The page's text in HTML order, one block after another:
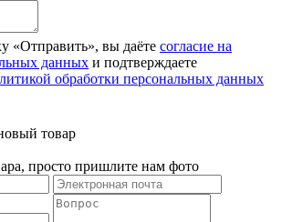
«Отправить», вы даёте согласие на
данных и подтверждаете
обработки персональных данных
товар
просто пришлите нам фото